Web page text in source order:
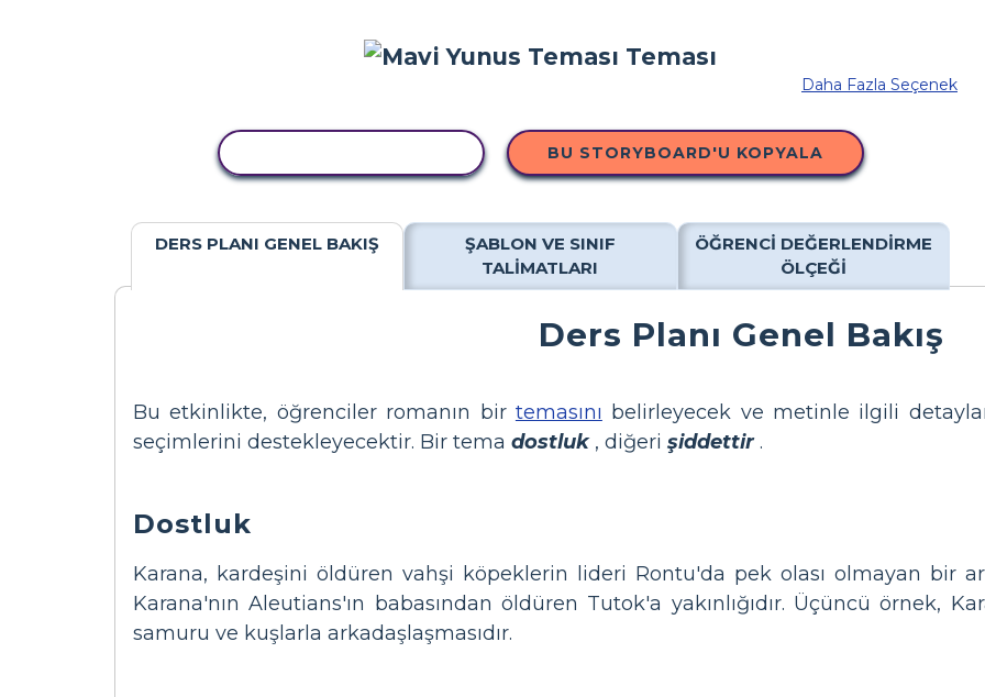
Daha Fazla Seçenek
BU STORYBOARD'U KOPYALA
DERS PLANI GENEL BAKIŞ
ŞABLON VE SINIF
TALIMATLARI
ÖĞRENCI DEĞERLENDIRME
ÖLÇEĞI
Ders Planı Genel Bakış
Bu etkinlikte, öğrenciler romanın bir temasını belirleyecek ve metinle ilgili
seçimlerini destekleyecektir. Bir tema dostluk, diğeri şiddettir.
Dostluk
Karana, kardeşini öldüren vahşi köpeklerin lideri Rontu'da pek olası olmayan bir
Karana'nın Aleutians'ın babasından öldüren Tutok'a yakınlığıdır. Üçüncü örnek,
samuru ve kuşlarla arkadaşlaşmasıdır.